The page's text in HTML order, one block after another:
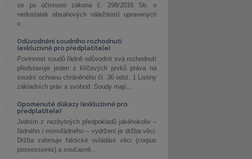
se po účinnosti zákona č. 298/2016 Sb. o
nedostatek obsahových náležitostí upravených
v...
Odůvodnění soudního rozhodnutí
(exkluzivně pro předplatitele)
Povinnost soudů řádně odůvodnit svá rozhodnutí
představuje jeden z klíčových prvků práva na
soudní ochranu chráněného čl. 36 odst. 1 Listiny
základních práv a svobod. Soudy mají...
Opomenuté důkazy (exkluzivně pro
předplatitele)
Jedním z nezbytných předpokladů jakéhokoliv –
řádného i mimořádného – vydržení je držba věci.
Držba zahrnuje faktické ovládání věci (corpus
possessionis) a současně...